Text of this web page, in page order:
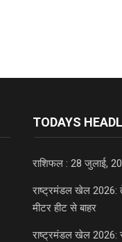
TODAYS
राशिफल : 28 जुलाई,
राष्ट्रमंडल खेल 2026:
मीटर हीट से बाहर
राष्ट्रमंडल खेल 2026: